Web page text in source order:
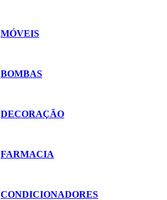
MÓVEIS
BOMBAS
DECORAÇÃO
FARMACIA
CONDICIONADORES